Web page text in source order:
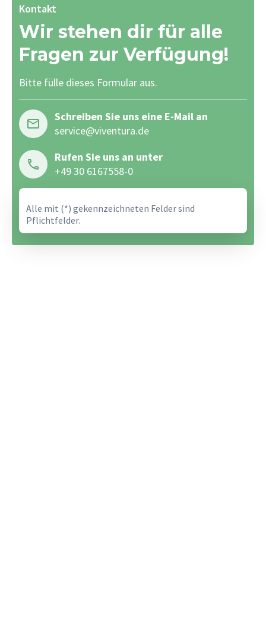
Kontakt
Wir stehen dir für alle
Fragen zur Verfügung!
Bitte fülle dieses Formular aus.
Schreiben Sie uns eine E-Mail an
service@viventura.de
Rufen Sie uns an unter
+49 30 6167558-0
Alle mit (*) gekennzeichneten Felder sind
Pflichtfelder.